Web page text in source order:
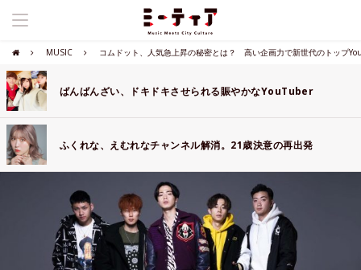
MUSIC コムドット、人気急上昇の秘密とは？ 高い企画力で新世代のトップ
ばんばんざい、ドキドキさせられる賑やかなYouTuber
ふくれな、えむれなチャンネル解消。21歳決意の再出発